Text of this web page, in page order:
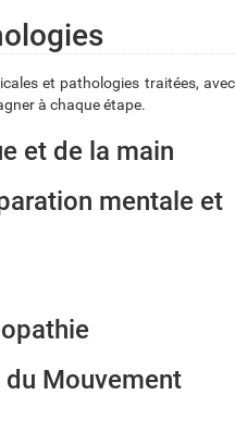
et pathologies traitées, avec
à chaque étape.
et de la main
mentale et
du Mouvement